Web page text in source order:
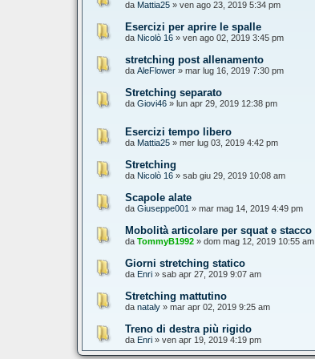
da Mattia25 » ven ago 23, 2019 5:34 pm
Esercizi per aprire le spalle
da Nicolò 16 » ven ago 02, 2019 3:45 pm
stretching post allenamento
da AleFlower » mar lug 16, 2019 7:30 pm
Stretching separato
da Giovi46 » lun apr 29, 2019 12:38 pm
Esercizi tempo libero
da Mattia25 » mer lug 03, 2019 4:42 pm
Stretching
da Nicolò 16 » sab giu 29, 2019 10:08 am
Scapole alate
da Giuseppe001 » mar mag 14, 2019 4:49 pm
Mobolità articolare per squat e stacco
da TommyB1992 » dom mag 12, 2019 10:55 am
Giorni stretching statico
da Enri » sab apr 27, 2019 9:07 am
Stretching mattutino
da nataly » mar apr 02, 2019 9:25 am
Treno di destra più rigido
da Enri » ven apr 19, 2019 4:19 pm